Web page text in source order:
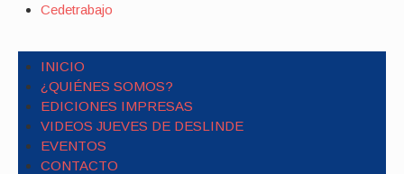
Cedetrabajo
INICIO
¿QUIÉNES SOMOS?
EDICIONES IMPRESAS
VIDEOS JUEVES DE DESLINDE
EVENTOS
CONTACTO